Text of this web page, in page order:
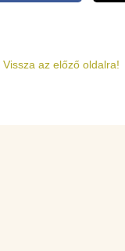
Vissza az előző oldalra!